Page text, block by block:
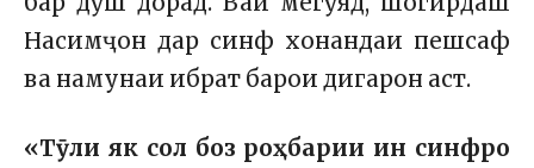
Насимҷон дар синф хонандаи пешсаф
ва намунаи ибрат барои дигарон аст.
«Тӯли як сол боз роҳбарии ин синфро